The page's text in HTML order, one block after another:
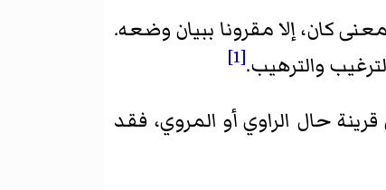
كان، إلا مقرونا ببيان وضعه.
والترهيب.[1]
حال الراوي أو المروي، فقد